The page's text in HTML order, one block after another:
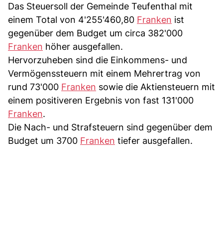
Das Steuersoll der Gemeinde Teufenthal mit
einem Total von 4'255'460,80 Franken ist
gegenüber dem Budget um circa 382'000
Franken höher ausgefallen.
Hervorzuheben sind die Einkommens- und
Vermögenssteuern mit einem Mehrertrag von
rund 73'000 Franken sowie die Aktiensteuern mit
einem positiveren Ergebnis von fast 131'000
Franken.
Die Nach- und Strafsteuern sind gegenüber dem
Budget um 3700 Franken tiefer ausgefallen.